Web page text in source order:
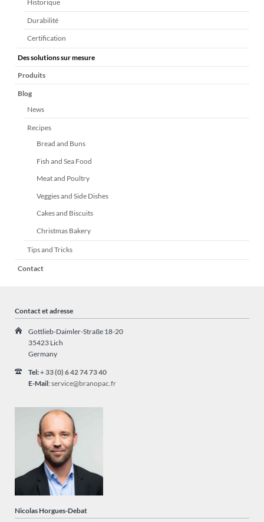
Historique
Durabilité
Certification
Des solutions sur mesure
Produits
Blog
News
Recipes
Bread and Buns
Fish and Sea Food
Meat and Poultry
Veggies and Side Dishes
Cakes and Biscuits
Christmas Bakery
Tips and Tricks
Contact
Contact et adresse
Gottlieb-Daimler-Straße 18-20
35423 Lich
Germany
Tel:+ 33 (0) 6 42 74 73 40
E-Mail:service@branopac.fr
Nicolas Horgues-Debat